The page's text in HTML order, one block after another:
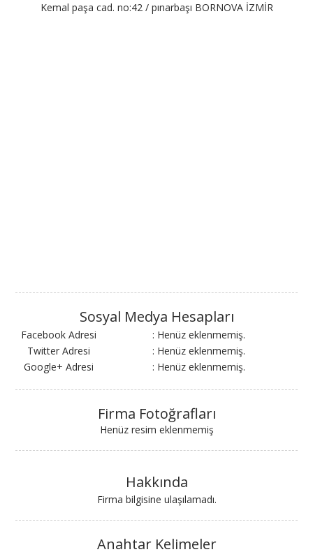
Kemal paşa cad. no:42 / pınarbaşı BORNOVA İZMİR
Sosyal Medya Hesapları
Facebook Adresi
: Henüz eklenmemiş.
Twitter Adresi
: Henüz eklenmemiş.
Google+ Adresi
: Henüz eklenmemiş.
Firma Fotoğrafları
Henüz resim eklenmemiş
Hakkında
Firma bilgisine ulaşılamadı.
Anahtar Kelimeler